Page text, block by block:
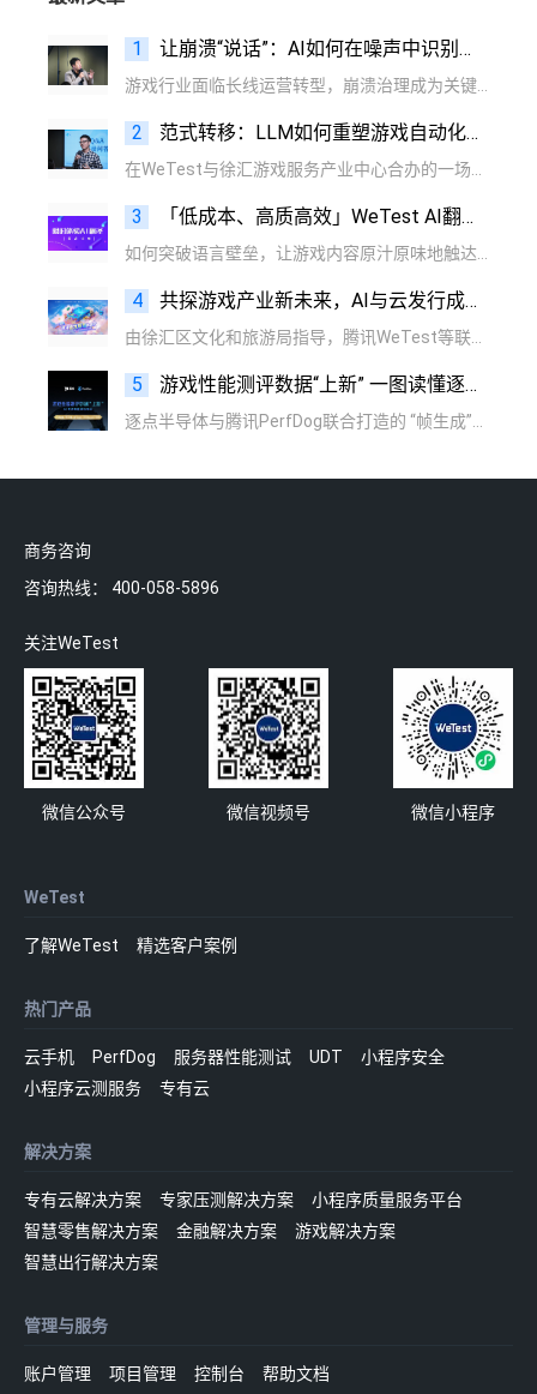
1 让崩溃“说话”：AI如何在噪声中识别根因信号？
2 范式转移：LLM如何重塑游戏自动化测试的底层逻辑
3 「低成本、高质高效」WeTest AI翻译限时免费
4 共探游戏产业新未来，AI与云发行成提效增值核心引擎
5 游戏性能测评数据“上新” 一图读懂逐点半导体与腾讯PerfDog联合打造的 “帧生成”指标
商务咨询
咨询热线：
400-058-5896
关注WeTest
微信公众号 微信视频号 微信小程序
WeTest
了解WeTest 精选客户案例
热门产品
云手机 PerfDog 服务器性能测试 UDT
小程序安全
小程序云测服务
专有云
解决方案
专有云解决方案 专家压测解决方案
小程序质量服务平台
智慧零售解决方案
金融解决方案
游戏解决方案
智慧出行解决方案
管理与服务
账户管理 项目管理 控制台 帮助文档